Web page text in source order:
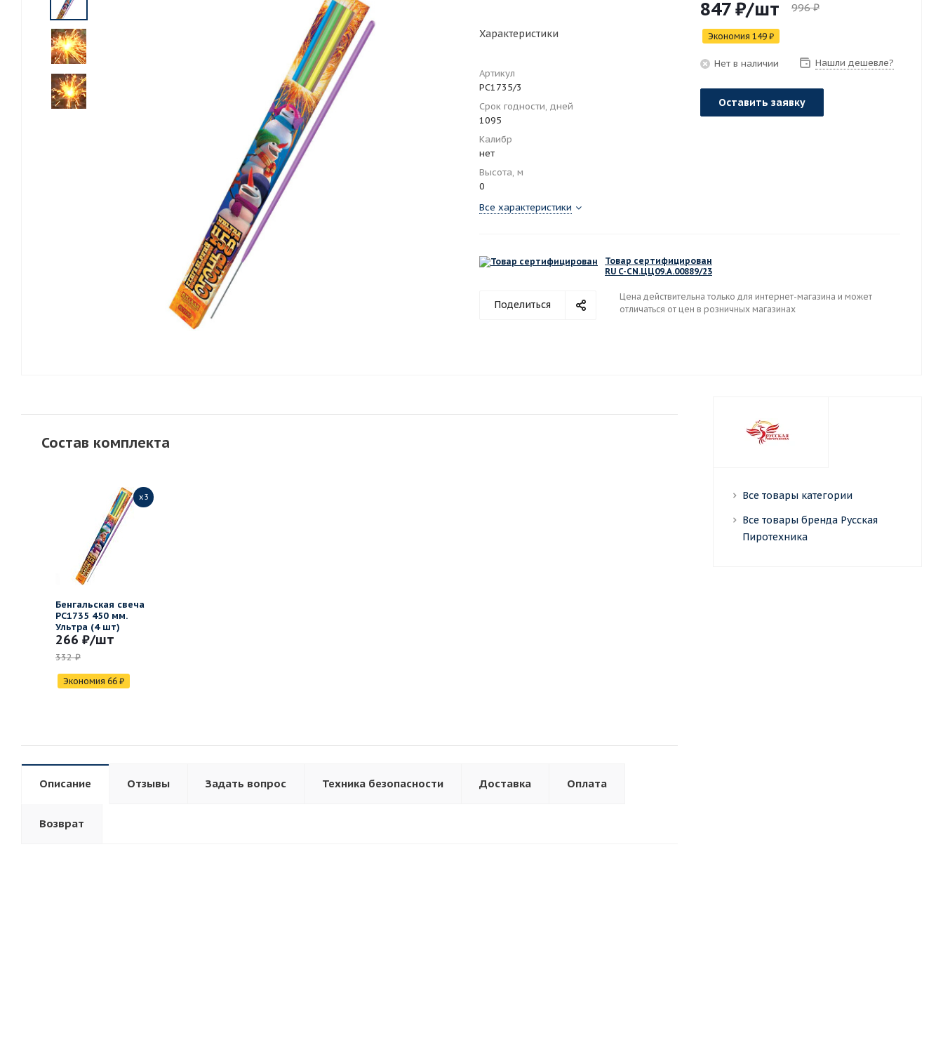
Характеристики
Артикул
РС1735/3
Срок годности, дней
1095
Калибр
нет
Высота, м
0
Все характеристики
847₽/шт 996₽
Экономия 149 ₽
Нет в наличии Нашли дешевле?
Оставить заявку
Товар сертифицирован
RU C-CN.ЦЦ09.А.00889/23
Поделиться
Цена действительна только для интернет-магазина и может
отличаться от цен в розничных магазинах
Состав комплекта
x3
Бенгальская свеча
РС1735 450 мм.
Ультра (4 шт)
266 ₽/шт
332 ₽
Экономия 66 ₽
Описание Отзывы Задать вопрос Техника безопасности Доставка Оплата
Возврат
Все товары категории
Все товары бренда Русская
Пиротехника